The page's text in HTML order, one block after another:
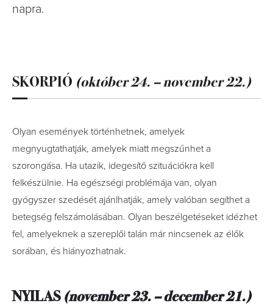
napra.
SKORPIÓ (október 24. – november 22.)
Olyan események történhetnek, amelyek
megnyugtathatják, amelyek miatt megszűnhet a
szorongása. Ha utazik, idegesítő szituációkra kell
felkészülnie. Ha egészségi problémája van, olyan
gyógyszer szedését ajánlhatják, amely valóban segíthet a
betegség felszámolásában. Olyan beszélgetéseket idézhet
fel, amelyeknek a szereplői talán már nincsenek az élők
sorában, és hiá­nyozhatnak.
NYILAS (november 23. – december 21.)